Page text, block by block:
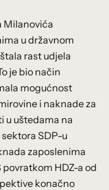
Milanovića
u državnom
rast udjela
je bio način
mogućnost
i naknade za
u uštedama na
SDP-u
zaposlenima
povratkom HDZ-a od
konačno